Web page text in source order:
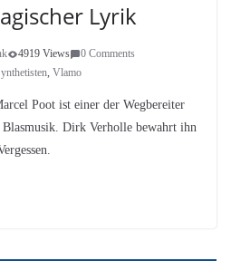
Lyrik
4919 Views
0 Comments
, Vlamo
Poot ist einer der Wegbereiter
Dirk Verholle bewahrt ihn